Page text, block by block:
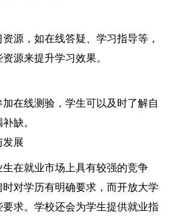
源，如在线答疑、学习指导等，
源来提升学习效果。
在线测验，学生可以及时了解自
缺。
发展
在就业市场上具有较强的竞争
对学历有明确要求，而开放大学
求。学校还会为学生提供就业指